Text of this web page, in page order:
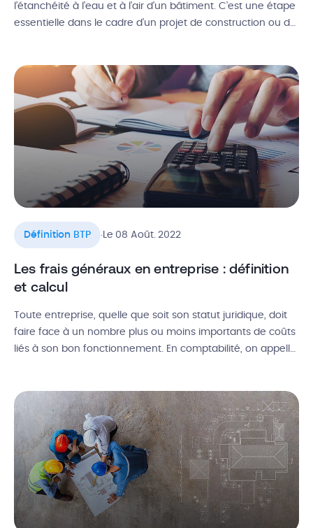
l’étanchéité à l’eau et à l’air d’un bâtiment. C’est une étape
essentielle dans le cadre d’un projet de construction ou de
est la définition de clos et couvert ? Quels sont les […]
Définition BTP Le 08 Août. 2022
Les frais généraux en entreprise : définition
et calcul
Toute entreprise, quelle que soit son statut juridique, doit
faire face à un nombre plus ou moins importants de coûts
liés à son bon fonctionnement. En comptabilité, on appelle
entrent précisement dans cette catégorie ? Quelle est […]